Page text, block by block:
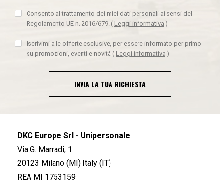
Consento al trattamento dei miei dati personali ai sensi del
Regolamento UE n. 2016/679. ( Leggi informativa )
Iscrivimi alle offerte esclusive, per essere informato per primo
su promozioni, eventi e novità ( Leggi informativa )
INVIA LA TUA RICHIESTA
DKC Europe Srl - Unipersonale
Via G. Marradi, 1
20123 Milano (MI) Italy (IT)
REA MI 1753159